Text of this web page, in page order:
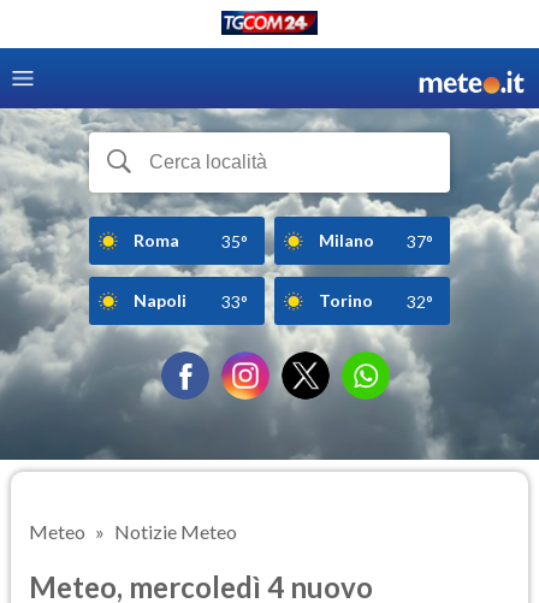
Roma 35° Milano 37°
Napoli 33° Torino 32°
Meteo Notizie Meteo
Meteo, mercoledì 4 nuovo